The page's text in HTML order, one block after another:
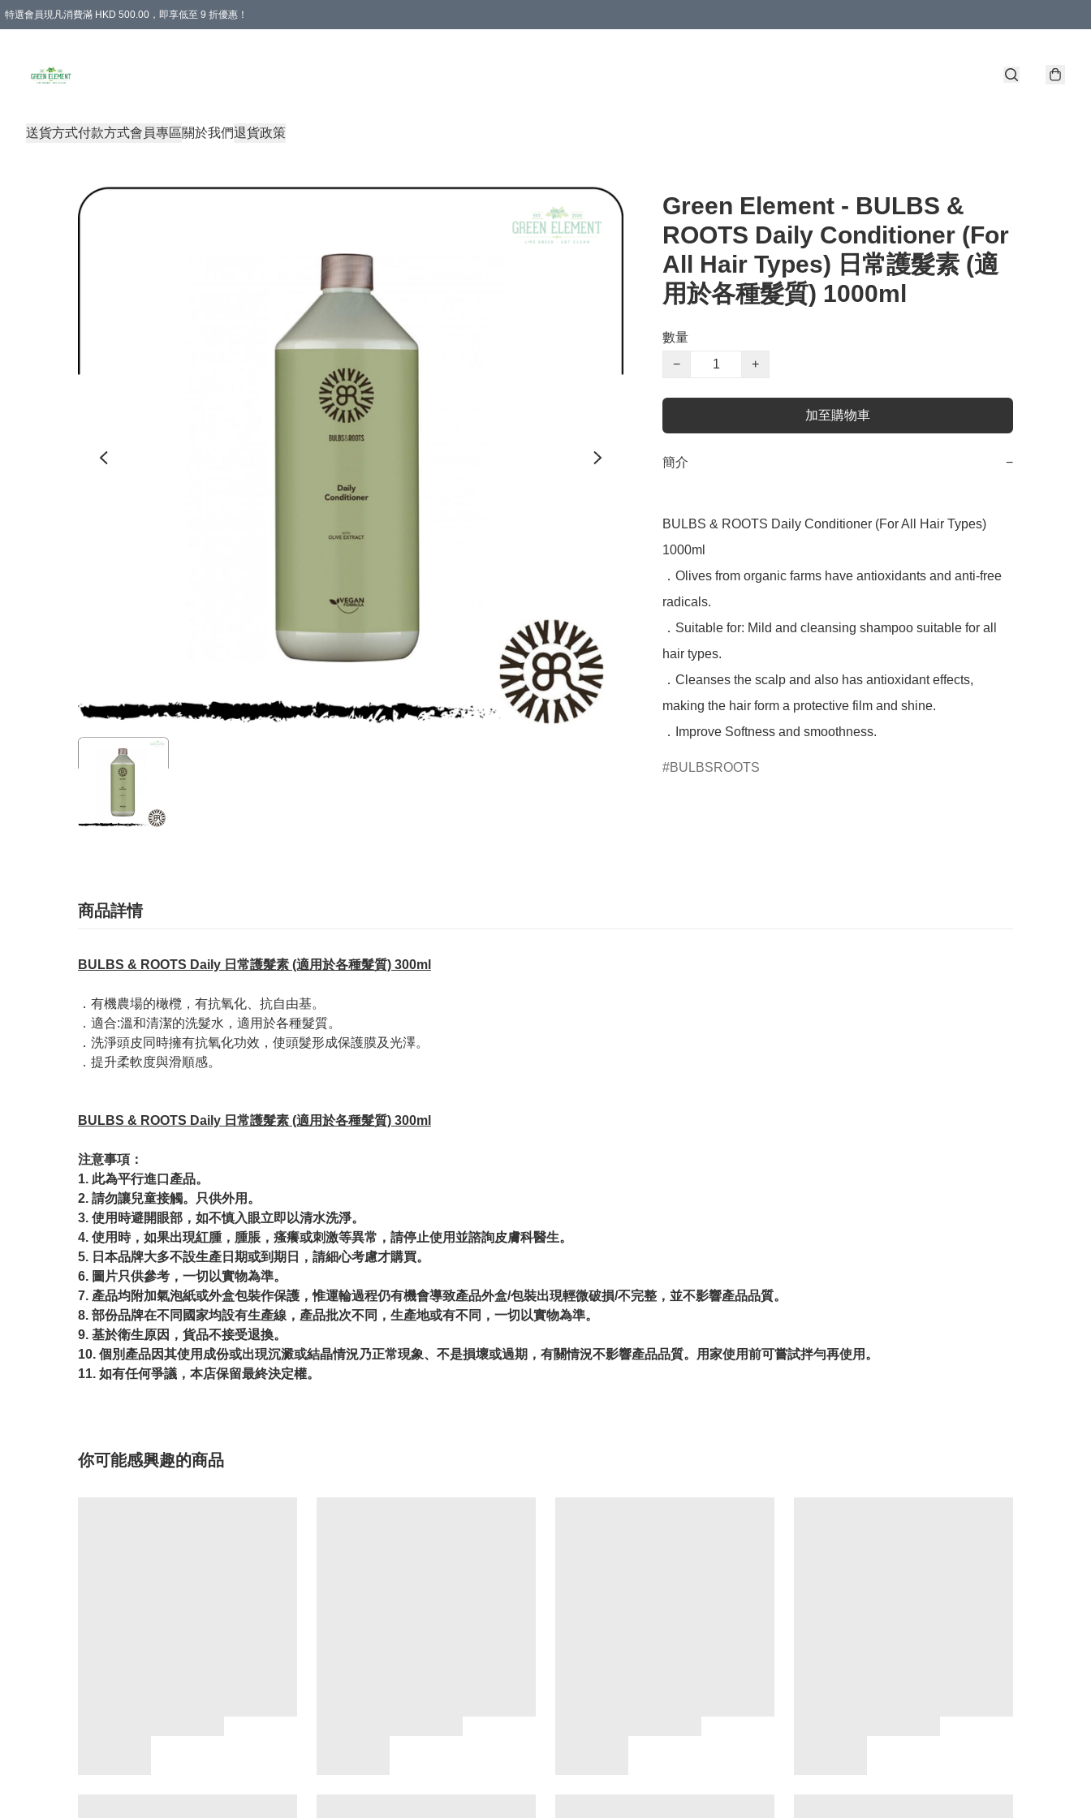
特選會員現凡消費滿 HKD 500.00，即享低至 9 折優惠！
送貨方式付款方式會員專區關於我們退貨政策
Green Element - BULBS &
ROOTS Daily Conditioner (For
All Hair Types) 日常護髮素 (適
用於各種髮質) 1000ml
數量
−
+
加至購物車
簡介 −
BULBS & ROOTS Daily Conditioner (For All Hair Types)
1000ml
．Olives from organic farms have antioxidants and anti-free
radicals.
．Suitable for: Mild and cleansing shampoo suitable for all
hair types.
．Cleanses the scalp and also has antioxidant effects,
making the hair form a protective film and shine.
．Improve Softness and smoothness.
BULBSROOTS
商品詳情
BULBS & ROOTS Daily 日常護髮素 (適用於各種髮質) 300ml
．有機農場的橄欖，有抗氧化、抗自由基。
．適合:溫和清潔的洗髮水，適用於各種髮質。
．洗淨頭皮同時擁有抗氧化功效，使頭髮形成保護膜及光澤。
．提升柔軟度與滑順感。
BULBS & ROOTS Daily 日常護髮素 (適用於各種髮質) 300ml
注意事項：
1. 此為平行進口產品。
2. 請勿讓兒童接觸。只供外用。
3. 使用時避開眼部，如不慎入眼立即以清水洗淨。
4. 使用時，如果出現紅腫，腫脹，瘙癢或刺激等異常，請停止使用並諮詢皮膚科醫生。
5. 日本品牌大多不設生產日期或到期日，請細心考慮才購買。
6. 圖片只供參考，一切以實物為準。
7. 產品均附加氣泡紙或外盒包裝作保護，惟運輪過程仍有機會導致產品外盒/包裝出現輕微破損/不完整，並不影響產品品質。
8. 部份品牌在不同國家均設有生產線，產品批次不同，生產地或有不同，一切以實物為準。
9. 基於衛生原因，貨品不接受退換。
10. 個別產品因其使用成份或出現沉澱或結晶情況乃正常現象、不是損壞或過期，有關情況不影響產品品質。用家使用前可嘗試拌勻再使用。
11. 如有任何爭議，本店保留最終決定權。
你可能感興趣的商品